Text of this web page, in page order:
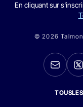
En cliquant sur
© 2026